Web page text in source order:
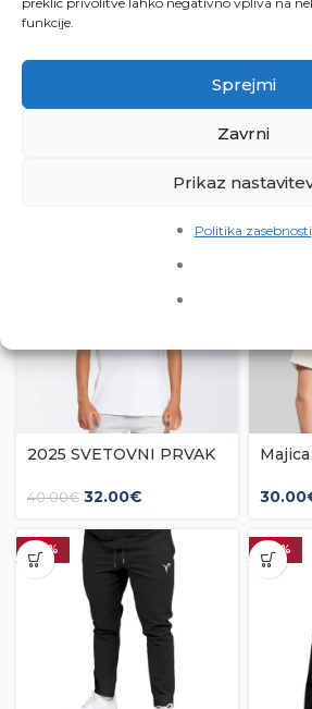
funkcije.
Sprejmi
Zavrni
Prikaz
Politika zasebnosti
MOŠKI ‘ALPHA’ BLUZON
TP
MAJICA
15.00
2025 SVETOVNI PRVAK
40.00€ 32.00€ 30.00
-20% -20%